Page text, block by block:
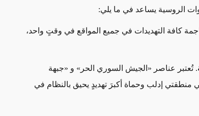
الروسية يساعد في ما يلي:
كافة التهديدات في جميع المواقع في وقتٍ واحد،
. تُعتبر عناصر «الجيش السوري الحر» و «جبهة
منطقتي إدلب وحماة أكبرَ تهديدٍ يحيق بالنظام في